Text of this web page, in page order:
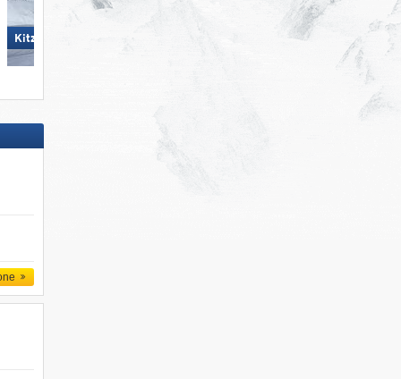
KitzSki - Kitzbühel/​Kirchberg KitzSki - Kitzbühel/​Kirchberg